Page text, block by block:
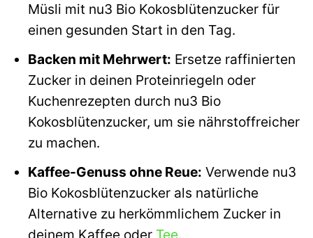
Müsli mit nu3 Bio Kokosblütenzucker für
einen gesunden Start in den Tag.
Backen mit Mehrwert: Ersetze raffinierten
Zucker in deinen Proteinriegeln oder
Kuchenrezepten durch nu3 Bio
Kokosblütenzucker, um sie nährstoffreicher
zu machen.
Kaffee-Genuss ohne Reue: Verwende nu3
Bio Kokosblütenzucker als natürliche
Alternative zu herkömmlichem Zucker in
deinem Kaffee oder Tee.